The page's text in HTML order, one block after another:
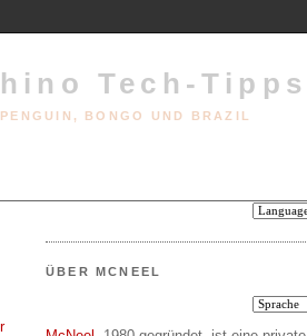
Tech-Tipps
BONGO UND BRAZIL
ÜBER MCNEEL